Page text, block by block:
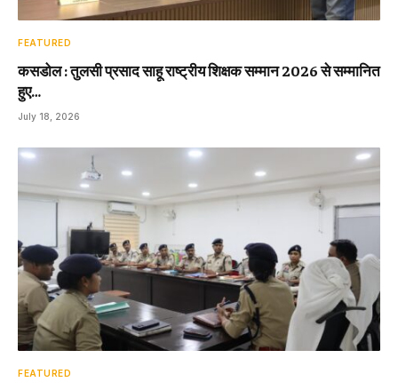
FEATURED
कसडोल : तुलसी प्रसाद साहू राष्ट्रीय शिक्षक सम्मान 2026 से सम्मानित
हुए…
July 18, 2026
FEATURED